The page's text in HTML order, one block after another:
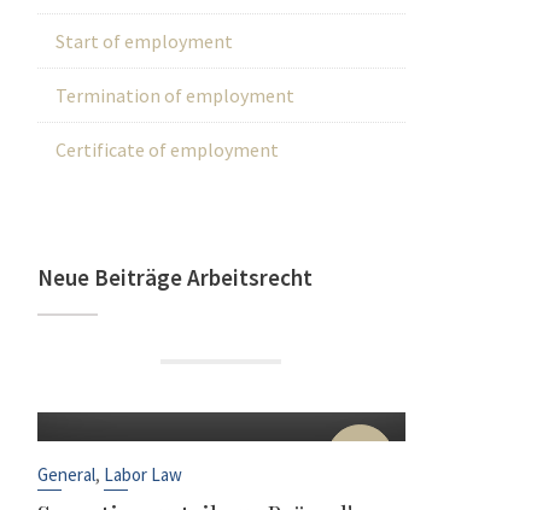
Start of employment
Termination of employment
Certificate of employment
Neue Beiträge Arbeitsrecht
22
General, Labor Law